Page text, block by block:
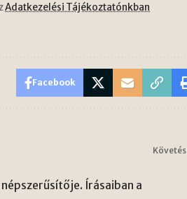
Adatkezelési Tájékoztatónkban
Facebook
Követés
Írásaiban a